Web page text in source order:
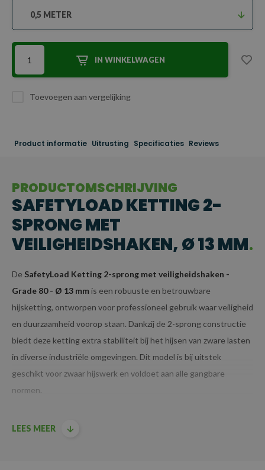
0,5 METER
IN WINKELWAGEN
Toevoegen aan vergelijking
Product informatie Uitrusting Specificaties Reviews
PRODUCTOMSCHRIJVING
SAFETYLOAD KETTING 2-
SPRONG MET
VEILIGHEIDSHAKEN, Ø 13 MM
De SafetyLoad Ketting 2-sprong met veiligheidshaken -
Grade 80 - Ø 13 mmis een robuuste en betrouwbare
hijsketting, ontworpen voor professioneel gebruik waar veiligheid
en duurzaamheid voorop staan. Dankzij de 2-sprong constructie
biedt deze ketting extra stabiliteit bij het hijsen van zware lasten
in diverse industriële omgevingen. Dit model is bij uitstek
geschikt voor zwaar hijswerk en voldoet aan alle gangbare
normen.
KENMERKEN VAN DE KETTING 2-
LEES MEER